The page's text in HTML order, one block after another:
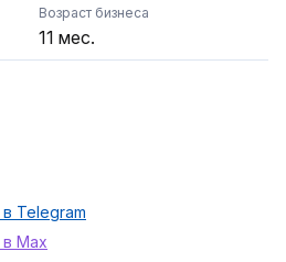
Возраст бизнеса
11 мес.
Telegram
Max